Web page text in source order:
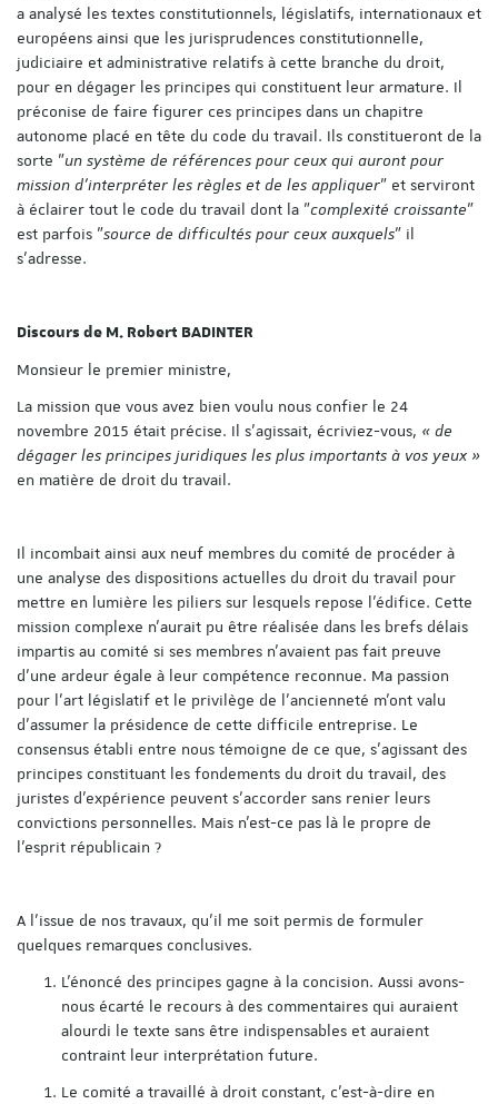
a analysé les textes constitutionnels, législatifs, internationaux et
européens ainsi que les jurisprudences constitutionnelle,
judiciaire et administrative relatifs à cette branche du droit,
pour en dégager les principes qui constituent leur armature. Il
préconise de faire figurer ces principes dans un chapitre
autonome placé en tête du code du travail. Ils constitueront de la
sorte "un système de références pour ceux qui auront pour
mission d’interpréter les règles et de les appliquer" et serviront
à éclairer tout le code du travail dont la "complexité croissante"
est parfois "source de difficultés pour ceux auxquels" il
s'adresse.
Discours de M. Robert BADINTER
Monsieur le premier ministre,
La mission que vous avez bien voulu nous confier le 24
novembre 2015 était précise. Il s'agissait, écriviez-vous, « de
dégager les principes juridiques les plus importants à vos yeux »
en matière de droit du travail.
Il incombait ainsi aux neuf membres du comité de procéder à
une analyse des dispositions actuelles du droit du travail pour
mettre en lumière les piliers sur lesquels repose l'édifice. Cette
mission complexe n'aurait pu être réalisée dans les brefs délais
impartis au comité si ses membres n'avaient pas fait preuve
d'une ardeur égale à leur compétence reconnue. Ma passion
pour l'art législatif et le privilège de l'ancienneté m'ont valu
d'assumer la présidence de cette difficile entreprise. Le
consensus établi entre nous témoigne de ce que, s'agissant des
principes constituant les fondements du droit du travail, des
juristes d'expérience peuvent s'accorder sans renier leurs
convictions personnelles. Mais n'est-ce pas là le propre de
l'esprit républicain ?
A l'issue de nos travaux, qu'il me soit permis de formuler
quelques remarques conclusives.
L'énoncé des principes gagne à la concision. Aussi avons-
nous écarté le recours à des commentaires qui auraient
alourdi le texte sans être indispensables et auraient
contraint leur interprétation future.
Le comité a travaillé à droit constant, c'est-à-dire en